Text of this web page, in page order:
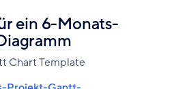
ein 6-Monats-